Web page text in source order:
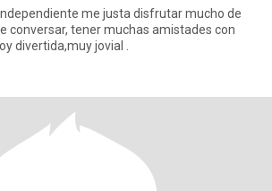
me justa disfrutar mucho de
conversar, tener muchas amistades con
divertida,muy jovial .